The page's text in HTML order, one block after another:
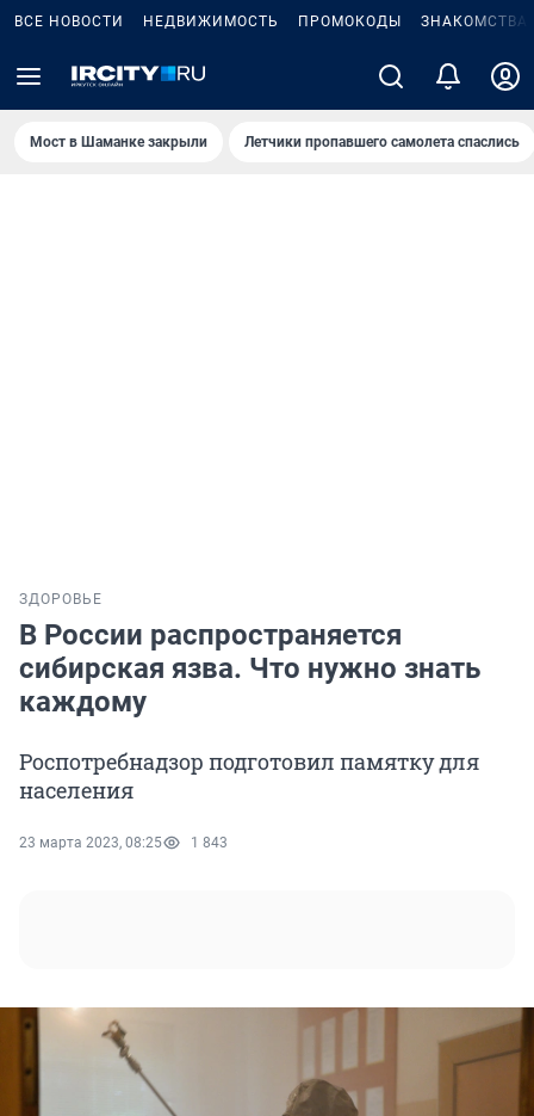
ВСЕ НОВОСТИ НЕДВИЖИМОСТЬ ПРОМОКОДЫ ЗНАКОМСТВА
Мост в Шаманке закрыли Летчики пропавшего самолета спаслись
ЗДОРОВЬЕ
В России распространяется
сибирская язва. Что нужно знать
каждому
Роспотребнадзор подготовил памятку для
населения
23 марта 2023, 08:25 1 843